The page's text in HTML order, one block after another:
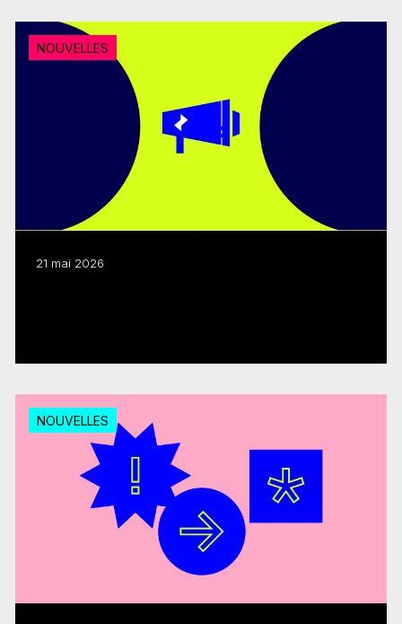
NOUVELLES
21 mai 2026
NOUVELLES